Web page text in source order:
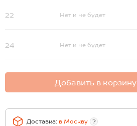
22 Нет и не будет
24 Нет и не будет
Добавить в корзину
Доставка: в Москву
?